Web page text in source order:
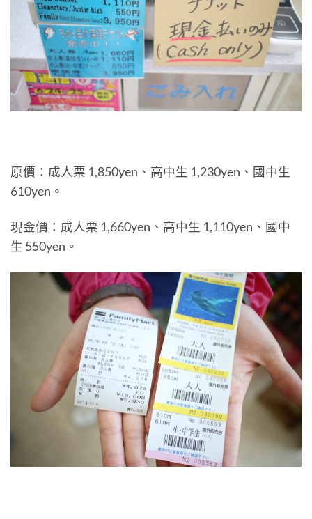
原價：成人票 1,850yen、高中生 1,230yen、國中生
610yen。
現金價：成人票 1,660yen、高中生 1,110yen、國中
生 550yen。